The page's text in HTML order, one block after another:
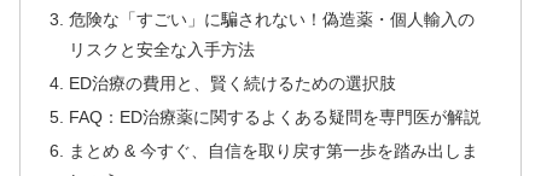
ステンドラと同成分で即効性と持続性のバランスを
追求。初心者から上級者まで幅広く支持される信頼
の選択です。
アバナイトで詳細データ確認
危険な「すごい」に騙されない！偽造薬・個人輸入の
リスクと安全な入手方法
ED治療の費用と、賢く続けるための選択肢
FAQ：ED治療薬に関するよくある疑問を専門医が解説
まとめ & 今すぐ、自信を取り戻す第一歩を踏み出しま